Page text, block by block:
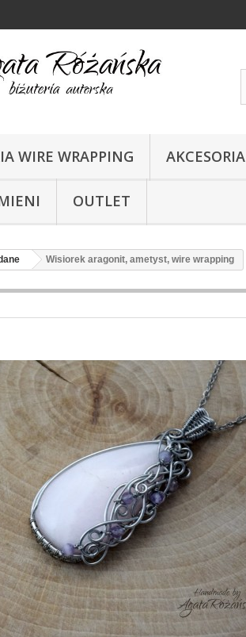
WIRE WRAPPING AKCESORIA
OUTLET
Wisiorek aragonit, ametyst, wire wrapping